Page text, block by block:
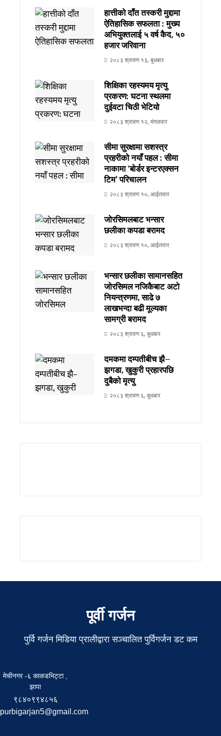
हात्तीको दाँत तस्करी मुद्दामा
ऐतिहासिक सफलता : मुख्य
अभियुक्तलाई ५ वर्ष कैद, ₹५०
हजार जरिवाना
२०८३ श्रावण १३, बुधबार
शिक्षिका रहस्यमय मृत्यु
प्रकरण: घटना स्थलमा
दुईवटा चिठी भेटियो
२०८३ श्रावण १२, मंगलवार
सीमा सुरक्षामा सशस्त्र
प्रहरीको नयाँ पहल : सीमा
नाकामा ‘बोर्डर इन्टरएक्सन
टिम’ परिचालन
२०८३ श्रावण १०, आईतवार
जोरसिमलबाट भन्सार
छलीका कपडा बरामद
२०८३ श्रावण १०, आईतवार
भन्सार छलीका सामानसहित
जोरसिमल नजिकैबाट अटो
नियन्त्रणमा, साढे ७
लाखभन्दा बढी मूल्यका
सामग्री बरामद
२०८३ श्रावण ६, बुधबार
दमकमा दम्पतीबीच झै–
झगडा, खुकुरी प्रहारपछि
दुबैको मृत्यु
२०८३ श्रावण ६, बुधबार
पूर्वी गर्जन
पुर्वि गर्जन मिडिया प्रालीद्वारा सञ्चालित पुर्विगर्जन डट कम
मेचीनगर -६ काकडभिट्टा ,
झापा
९८४०९९४८५६
purbigarjan5@gmail.com